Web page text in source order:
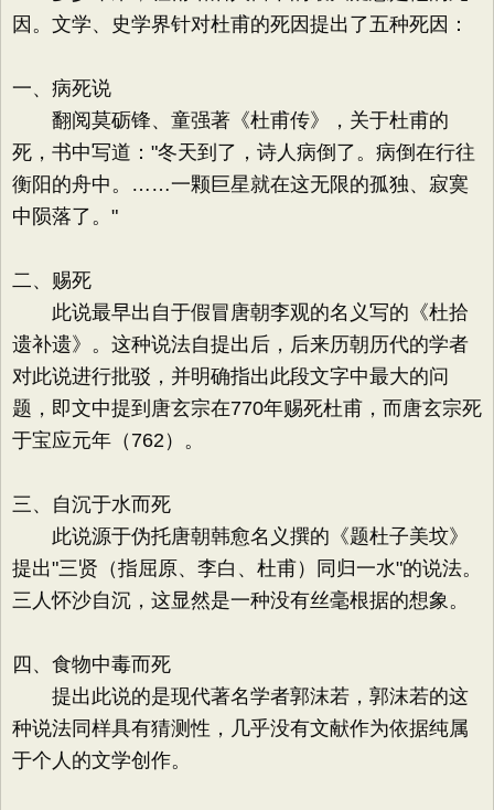
因。文学、史学界针对杜甫的死因提出了五种死因：
一、病死说
翻阅莫砺锋、童强著《杜甫传》，关于杜甫的
死，书中写道："冬天到了，诗人病倒了。病倒在行往
衡阳的舟中。……一颗巨星就在这无限的孤独、寂寞
中陨落了。"
二、赐死
此说最早出自于假冒唐朝李观的名义写的《杜拾
遗补遗》。这种说法自提出后，后来历朝历代的学者
对此说进行批驳，并明确指出此段文字中最大的问
题，即文中提到唐玄宗在770年赐死杜甫，而唐玄宗死
于宝应元年（762）。
三、自沉于水而死
此说源于伪托唐朝韩愈名义撰的《题杜子美坟》
提出"三贤（指屈原、李白、杜甫）同归一水"的说法。
三人怀沙自沉，这显然是一种没有丝毫根据的想象。
四、食物中毒而死
提出此说的是现代著名学者郭沫若，郭沫若的这
种说法同样具有猜测性，几乎没有文献作为依据纯属
于个人的文学创作。